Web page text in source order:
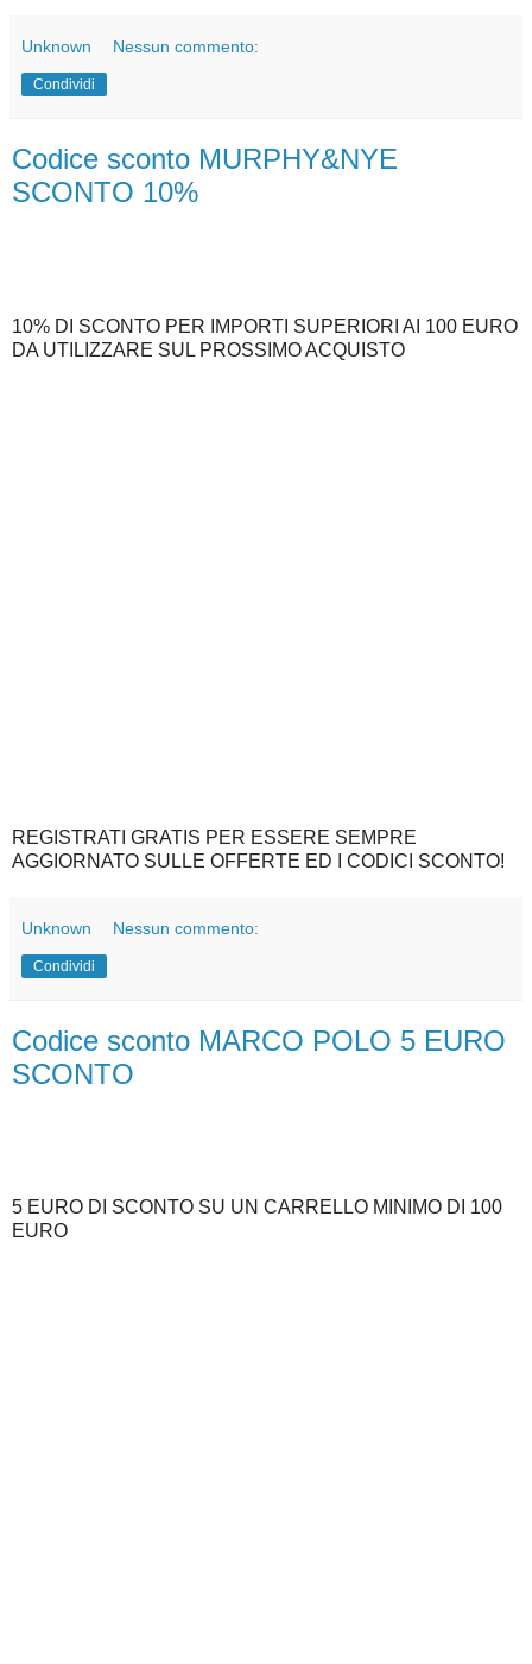
Unknown Nessun commento:
Condividi
Codice sconto MURPHY&NYE
SCONTO 10%
10% DI SCONTO PER IMPORTI SUPERIORI AI 100 EURO
DA UTILIZZARE SUL PROSSIMO ACQUISTO
REGISTRATI GRATIS PER ESSERE SEMPRE
AGGIORNATO SULLE OFFERTE ED I CODICI SCONTO!
Unknown Nessun commento:
Condividi
Codice sconto MARCO POLO 5 EURO
SCONTO
5 EURO DI SCONTO SU UN CARRELLO MINIMO DI 100
EURO